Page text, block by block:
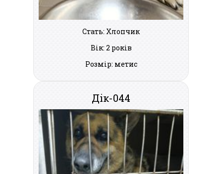
Стать: Хлопчик
Вік: 2 років
Розмір: метис
Дік-044